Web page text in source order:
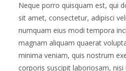
Neque porro quisquam est, qui
sit amet, consectetur, adipisci
numquam eius modi tempora
magnam aliquam quaerat
minima veniam, quis nostrum
corporis suscipit laboriosam, nisi